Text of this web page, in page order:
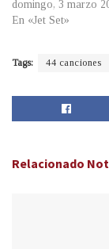
domingo, 3 marzo
En «Jet Set»
Tags: 44 canciones
Relacionado